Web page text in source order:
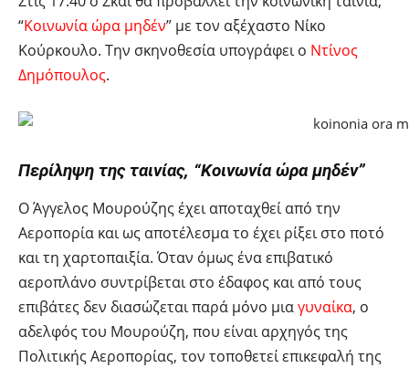
“Κοινωνία ώρα μηδέν” με τον αξέχαστο Νίκο
Κούρκουλο. Την σκηνοθεσία υπογράφει ο Ντίνος
Δημόπουλος.
Περίληψη της ταινίας, “Κοινωνία ώρα μηδέν”
Ο Άγγελος Μουρούζης έχει αποταχθεί από την
Αεροπορία και ως αποτέλεσμα το έχει ρίξει στο ποτό
και τη χαρτοπαιξία. Όταν όμως ένα επιβατικό
αεροπλάνο συντρίβεται στο έδαφος και από τους
επιβάτες δεν διασώζεται παρά μόνο μιαγυναίκα, ο
αδελφός του Μουρούζη, που είναι αρχηγός της
Πολιτικής Αεροπορίας, τον τοποθετεί επικεφαλή της